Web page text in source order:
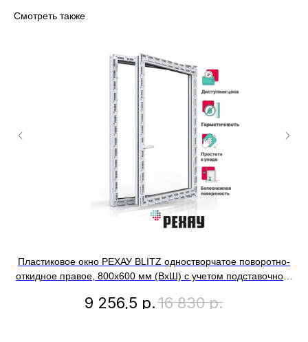
Смотреть также
Пластиковое окно РЕХАУ BLITZ одностворчатое поворотно-
откидное правое, 800х600 мм (ВхШ) с учетом подставочного
9 256,5 р.16 830 р.